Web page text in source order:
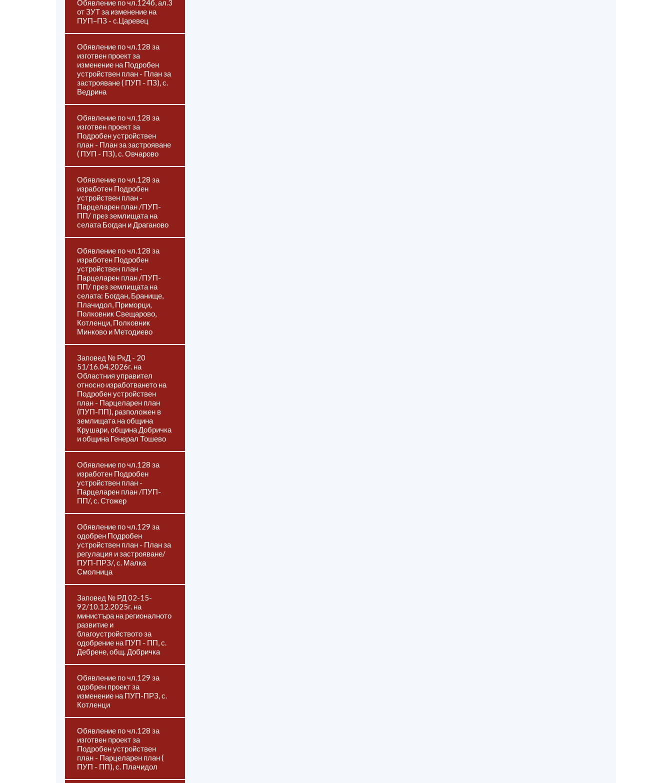
Обявление по чл.124б, ал.3
от ЗУТ за изменение на
ПУП–ПЗ - с.Царевец
Обявление по чл.128 за
изготвен проект за
изменение на Подробен
устройствен план - План за
застрояване ( ПУП - ПЗ), с.
Ведрина
Обявление по чл.128 за
изготвен проект за
Подробен устройствен
план - План за застрояване
( ПУП - ПЗ), с. Овчарово
Обявление по чл.128 за
изработен Подробен
устройствен план -
Парцеларен план /ПУП-
ПП/ през землищата на
селата Богдан и Драганово
Обявление по чл.128 за
изработен Подробен
устройствен план -
Парцеларен план /ПУП-
ПП/ през землищата на
селата: Богдан, Бранище,
Плачидол, Приморци,
Полковник Свещарово,
Котленци, Полковник
Минково и Методиево
Заповед № РкД - 20
51/16.04.2026г. на
Областния управител
относно изработването на
Подробен устройствен
план - Парцеларен план
(ПУП-ПП), разположен в
землищата на община
Крушари, община Добричка
и община Генерал Тошево
Обявление по чл.128 за
изработен Подробен
устройствен план -
Парцеларен план /ПУП-
ПП/, с. Стожер
Обявление по чл.129 за
одобрен Подробен
устройствен план - План за
регулация и застрояване/
ПУП-ПРЗ/, с. Малка
Смолница
Заповед № РД 02-15-
92/10.12.2025г. на
министъра на регионалното
развитие и
благоустройството за
одобрение на ПУП - ПП, с.
Дебрене, общ. Добричка
Обявление по чл.129 за
одобрен проект за
изменение на ПУП-ПРЗ, с.
Котленци
Обявление по чл.128 за
изготвен проект за
Подробен устройствен
план - Парцеларен план (
ПУП - ПП), с. Плачидол